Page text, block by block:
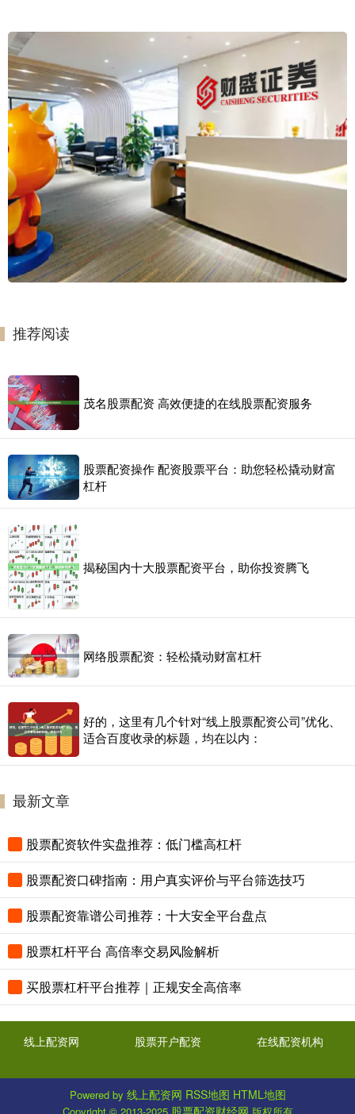
推荐阅读
茂名股票配资 高效便捷的在线股票配资服务
股票配资操作 配资股票平台：助您轻松撬动财富
杠杆
揭秘国内十大股票配资平台，助你投资腾飞
网络股票配资：轻松撬动财富杠杆
好的，这里有几个针对“线上股票配资公司”优化、
适合百度收录的标题，均在以内：
最新文章
股票配资软件实盘推荐：低门槛高杠杆
股票配资口碑指南：用户真实评价与平台筛选技巧
股票配资靠谱公司推荐：十大安全平台盘点
股票杠杆平台 高倍率交易风险解析
买股票杠杆平台推荐｜正规安全高倍率
线上配资网 股票开户配资 在线配资机构
Powered by 线上配资网 RSS地图 HTML地图
Copyright © 2013-2025 股票配资财经网 版权所有